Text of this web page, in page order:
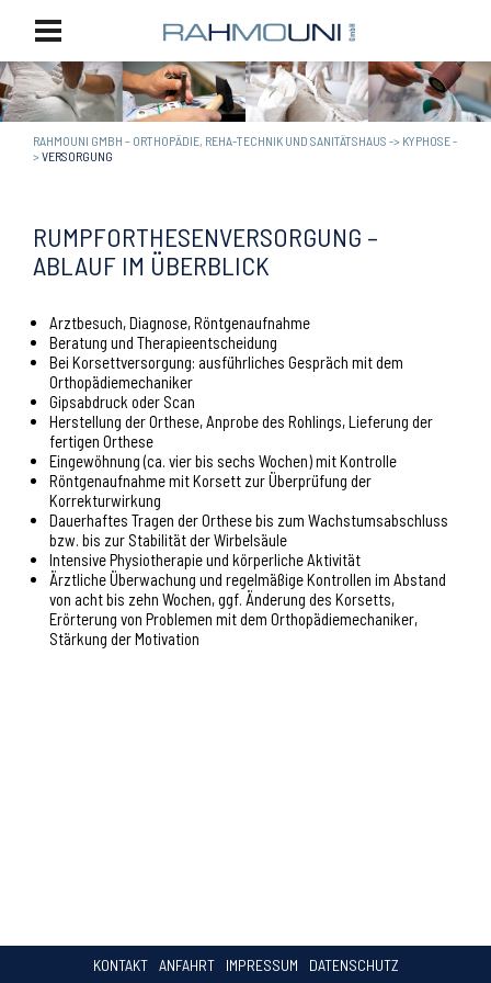
RAHMOUNI GMBH – ORTHOPÄDIE, REHA-TECHNIK UND SANITÄTSHAUS -> KYPHOSE-
> VERSORGUNG
RUMPFORTHESENVERSORGUNG –
ABLAUF IM ÜBERBLICK
Arztbesuch, Diagnose, Röntgenaufnahme
Beratung und Therapieentscheidung
Bei Korsettversorgung: ausführliches Gespräch mit dem
Orthopädiemechaniker
Gipsabdruck oder Scan
Herstellung der Orthese, Anprobe des Rohlings, Lieferung der
fertigen Orthese
Eingewöhnung (ca. vier bis sechs Wochen) mit Kontrolle
Röntgenaufnahme mit Korsett zur Überprüfung der
Korrekturwirkung
Dauerhaftes Tragen der Orthese bis zum Wachstumsabschluss
bzw. bis zur Stabilität der Wirbelsäule
Intensive Physiotherapie und körperliche Aktivität
Ärztliche Überwachung und regelmäßige Kontrollen im Abstand
von acht bis zehn Wochen, ggf. Änderung des Korsetts,
Erörterung von Problemen mit dem Orthopädiemechaniker,
Stärkung der Motivation
KONTAKT ANFAHRT IMPRESSUM DATENSCHUTZ